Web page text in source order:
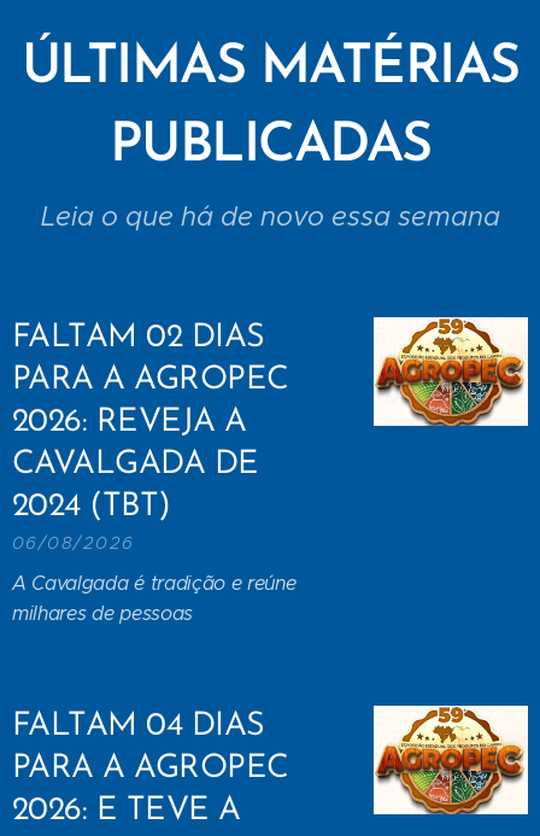
ÚLTIMAS MATÉRIAS
PUBLICADAS
Leia o que há de novo essa semana
FALTAM 02 DIAS
PARA A AGROPEC
2026: REVEJA A
CAVALGADA DE
2024 (TBT)
06/08/2026
A Cavalgada é tradição e reúne
milhares de pessoas
FALTAM 04 DIAS
PARA A AGROPEC
2026: E TEVE A